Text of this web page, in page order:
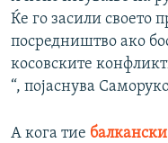
Ќе го засили своето
посредништво ако
косовските
“, појаснува
А кога тие